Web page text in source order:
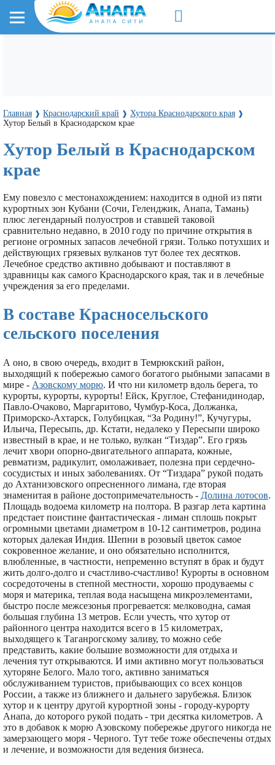
Главная ❱ Краснодарский край ❱ Хутора Краснодарского края ❱
Хутор Белый в Краснодарском крае
Хутор Белый в Краснодарском
крае
Ему повезло с местонахождением: находится в одной из пяти
курортных зон Кубани (Сочи, Геленджик, Анапа, Тамань)
плюс легендарный полуостров и ставшей таковой
сравнительно недавно, в 2010 году по причине открытия в
регионе огромных запасов лечебной грязи. Только потухших и
действующих грязевых вулканов тут более тех десятков.
Лечебное средство активно добывают и поставляют в
здравницы как самого Краснодарского края, так и в лечебные
учреждения за его пределами.
В составе Красносельского
сельского поселения
А оно, в свою очередь, входит в Темрюкский район,
выходящий к побережью самого богатого рыбными запасами в
мире - Азовскому морю. И что ни километр вдоль берега, то
курорты, курорты, курорты! Ейск, Круглое, Стефанидинодар,
Павло-Очаково, Маргаритово, Чумбур-Коса, Должанка,
Приморско-Ахтарск, Голубицкая, “За Родину!”, Кучугуры,
Ильича, Пересыпь, др. Кстати, недалеко у Пересыпи широко
известный в крае, и не только, вулкан “Тиздар”. Его грязь
лечит хвори опорно-двигательного аппарата, кожные,
ревматизм, радикулит, омолаживает, полезна при сердечно-
сосудистых и иных заболеваниях. От “Тиздара” рукой подать
до Ахтанизовского опресненного лимана, где вторая
знаменитая в районе достопримечательность - Долина лотосов.
Площадь водоема километр на полтора. В разгар лета картина
предстает поистине фантастическая - лиман сплошь покрыт
огромными цветами диаметром в 10-12 сантиметров, родина
которых далекая Индия. Шепни в розовый цветок самое
сокровенное желание, и оно обязательно исполнится,
влюбленные, в частности, непременно вступят в брак и будут
жить долго-долго и счастливо-счастливо! Курорты в основном
сосредоточены в степной местности, хорошо продуваемы с
моря и материка, теплая вода насыщена микроэлементами,
быстро после межсезонья прогревается: мелководна, самая
большая глубина 13 метров. Если учесть, что хутор от
районного центра находится всего в 15 километрах,
выходящего к Таганрогскому заливу, то можно себе
представить, какие большие возможности для отдыха и
лечения тут открываются. И ими активно могут пользоваться
хуторяне Белого. Мало того, активно заниматься
обслуживанием туристов, прибывающих со всех концов
России, а также из ближнего и дальнего зарубежья. Близок
хутор и к центру другой курортной зоны - городу-курорту
Анапа, до которого рукой подать - три десятка километров. А
это в добавок к морю Азовскому побережье другого никогда не
замерзающего моря - Черного. Тут тебе тоже обеспечены отдых
и лечение, и возможности для ведения бизнеса.